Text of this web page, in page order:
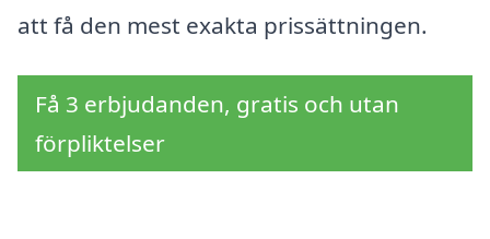
att få den mest exakta prissättningen.
Få 3 erbjudanden, gratis och utan
förpliktelser